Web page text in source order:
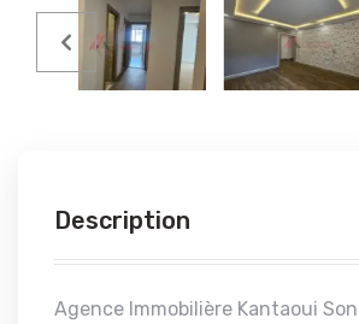
Description
Agence Immobilière Kantaoui